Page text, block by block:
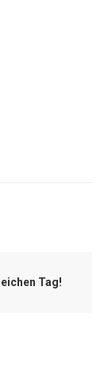
Tag!